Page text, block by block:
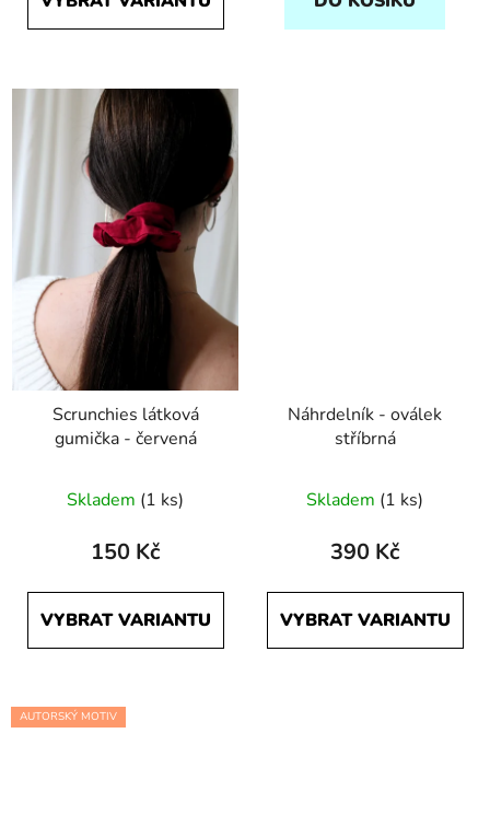
Scrunchies látková
gumička - červená
Skladem (1 ks)
150 Kč
VYBRAT VARIANTU
Náhrdelník - oválek
stříbrná
Skladem (1 ks)
390 Kč
VYBRAT VARIANTU
AUTORSKÝ MOTIV